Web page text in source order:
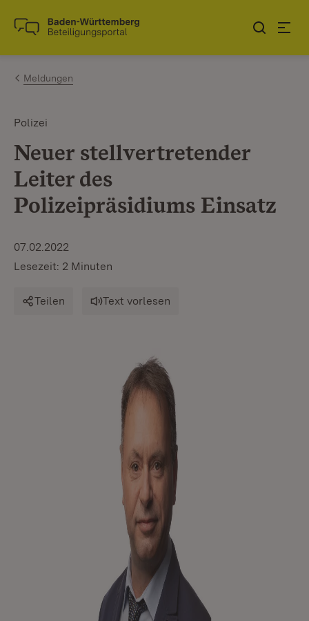
Zum Inhalt springen
Link zur Startseite
Meldungen
Polizei
Neuer stellvertretender
Leiter des
Polizeipräsidiums Einsatz
07.02.2022
Lesezeit: 2 Minuten
Teilen Text vorlesen